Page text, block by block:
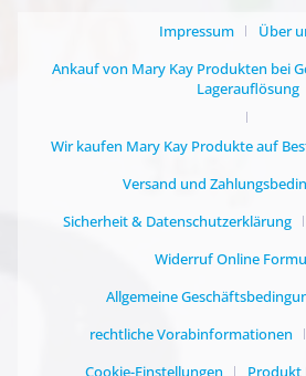
Impressum
Über
Ankauf von Mary Kay Produkten bei
Lagerauflösung
Wir kaufen Mary Kay Produkte auf
Versand und
Sicherheit & Datenschutzerklärung
Widerruf Online
Allgemeine
rechtliche Vorabinformationen
Cookie-Einstellungen
Produkt